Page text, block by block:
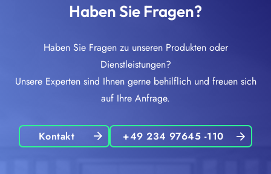
Haben Sie Fragen?
Haben Sie Fragen zu unseren Produkten oder
Dienstleistungen?
Unsere Experten sind Ihnen gerne behilflich und freuen sich
auf Ihre Anfrage.
Kontakt +49 234 97645 -110